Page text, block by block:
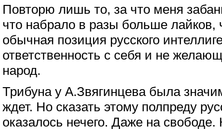
Повторю лишь то, за что меня
что набрало в разы больше лайков,
обычная позиция русского
ответственность с себя и не
народ.
Трибуна у А.Звягинцева была
ждет. Но сказать этому полпреду
оказалось нечего. Даже на свободе.